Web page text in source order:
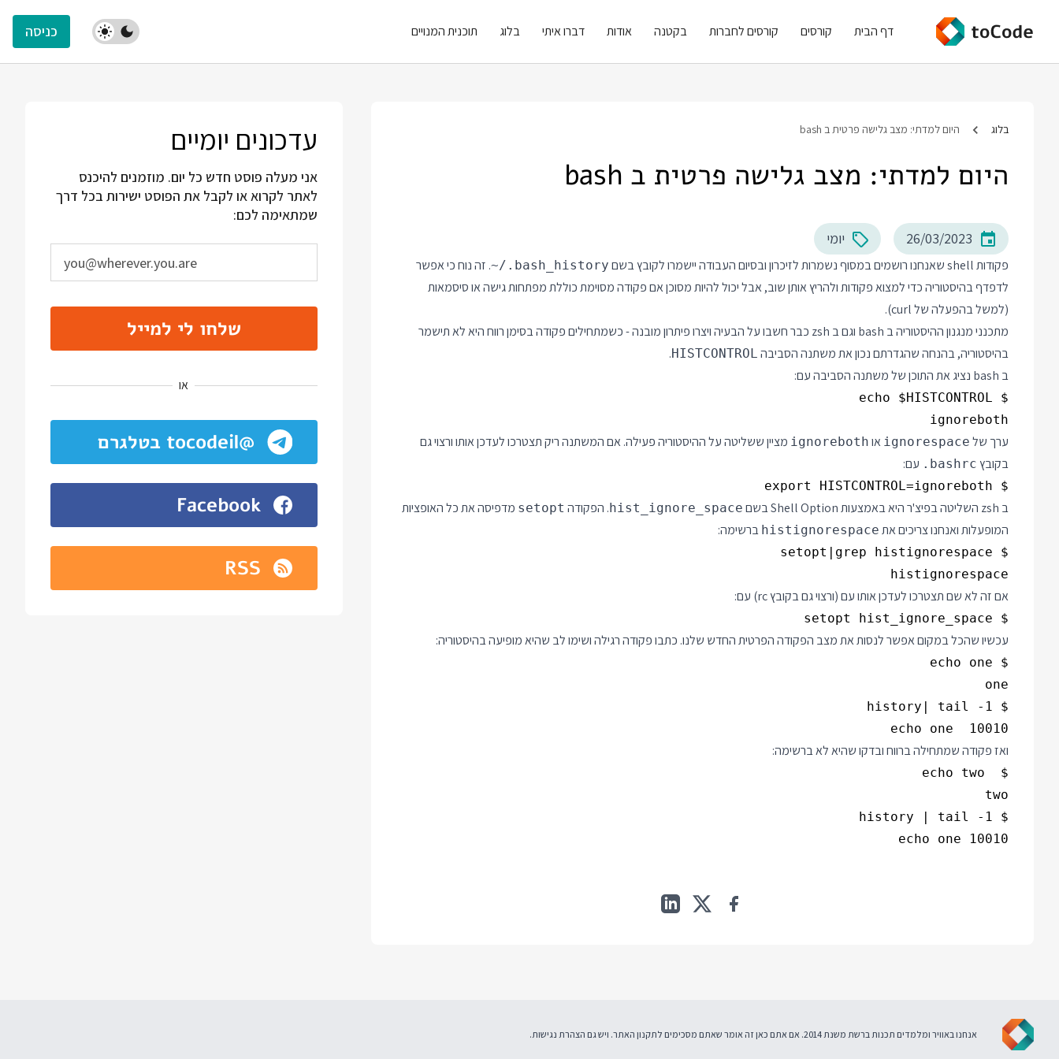
דף הבית קורסים קורסים לחברות בקטנה אודות דברו איתי בלוג תוכנית המנויים כניסה
בלוג היום למדתי: מצב גלישה פרטית ב bash
היום למדתי: מצב גלישה פרטית ב bash
26/03/2023 יומי
פקודות shell שאנחנו רושמים במסוף נשמרות לזיכרון ובסיום העבודה יישמרו לקובץ בשם ~/.bash_history. זה נוח כי אפשר
לדפדף בהיסטוריה כדי למצוא פקודות ולהריץ אותן שוב, אבל יכול להיות מסוכן אם פקודה מסוימת כוללת מפתחות גישה או סיסמאות
(למשל בהפעלה של curl).
מתכנני מנגנון ההיסטוריה ב bash וגם ב zsh כבר חשבו על הבעיה ויצרו פיתרון מובנה - כשמתחילים פקודה בסימן רווח היא לא תישמר
בהיסטוריה, בהנחה שהגדרתם נכון את משתנה הסביבה HISTCONTROL
.
ב bash נציג את התוכן של משתנה הסביבה עם:
ignoreboth
ערך של ignorespace או ignoreboth מציין ששליטה על ההיסטוריה פעילה. אם המשתנה ריק תצטרכו לעדכן אותו ורצוי גם
בקובץ .bashrc עם:
$ export HISTCONTROL=ignoreboth
ב zsh השליטה בפיצ'ר היא באמצעות Shell Option בשם hist_ignore_space. הפקודה setopt מדפיסה את כל האופציות
המופעלות ואנחנו צריכים את histignorespace ברשימה:
histignorespace
אם זה לא שם תצטרכו לעדכן אותו עם (ורצוי גם בקובץ rc) עם:
$ setopt hist_ignore_space
עכשיו שהכל במקום אפשר לנסות את מצב הפקודה הפרטית החדש שלנו. כתבו פקודה רגילה ושימו לב שהיא מופיעה בהיסטוריה:
10010  echo one
ואז פקודה שמתחילה ברווח ובדקו שהיא לא ברשימה:
10010 echo one
עדכונים יומיים
אני מעלה פוסט חדש כל יום. מוזמנים להיכנס
לאתר לקרוא או לקבל את הפוסט ישירות בכל דרך
שמתאימה לכם:
שלחו לי למייל
או
@tocodeil בטלגרם
Facebook
RSS
אנחנו באוויר ומלמדים תכנות ברשת משנת 2014. אם אתם כאן זה אומר שאתם מסכימים ל תקנון האתר. ויש גם הצהרת נגישות.